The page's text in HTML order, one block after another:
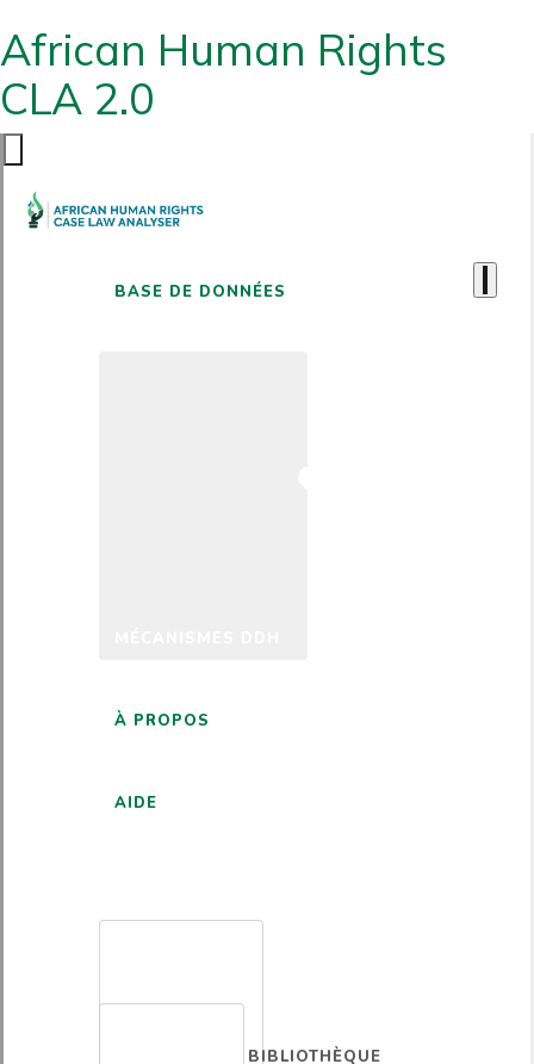
African Human Rights
CLA 2.0
BASE DE DONNÉES
À PROPOS
AIDE
BIBLIOTHÈQUE